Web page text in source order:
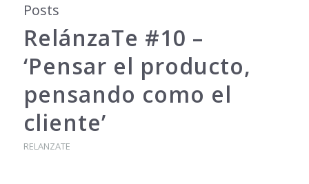
Posts
RelánzaTe #10 –
‘Pensar el producto,
pensando como el
cliente’
RELANZATE